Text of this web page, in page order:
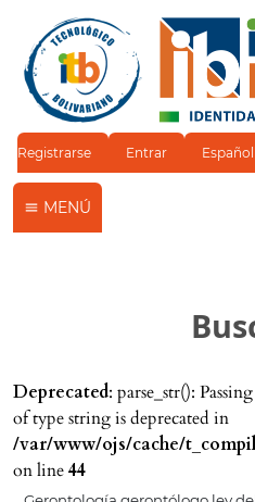
Registrarse Entrar Español
MENÚ
Deprecated: parse_str():
of type string is deprecated in
/var/www/ojs/cache/
on line44